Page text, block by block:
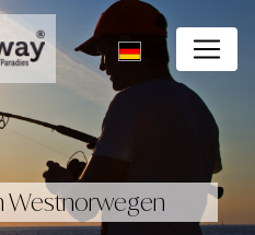
Westnorwegen